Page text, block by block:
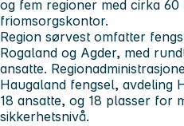
og fem regioner med cirka
friomsorgskontor.
Region sørvest omfatter
Rogaland og Agder, med
ansatte.
Haugaland fengsel, avdeling
18 ansatte, og 18 plasser for
sikkerhetsnivå.